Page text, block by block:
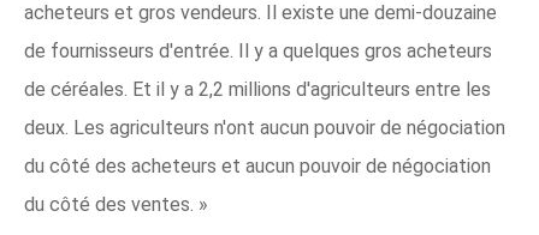
acheteurs et gros vendeurs. Il existe une demi-douzaine
de fournisseurs d'entrée. Il y a quelques gros acheteurs
de céréales. Et il y a 2,2 millions d'agriculteurs entre les
deux. Les agriculteurs n'ont aucun pouvoir de négociation
du côté des acheteurs et aucun pouvoir de négociation
du côté des ventes. »